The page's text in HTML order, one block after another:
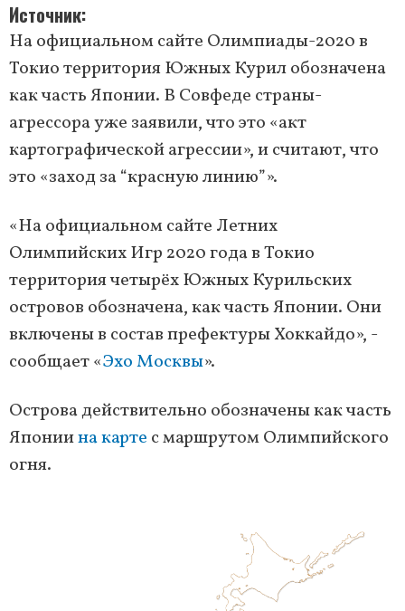
Источник
На официальном сайте Олимпиады-2020 в
Токио территория Южных Курил обозначена
как часть Японии. В Совфеде страны-
агрессора уже заявили, что это «акт
картографической агрессии», и считают, что
это «заход за “красную линию”».
«На официальном сайте Летних
Олимпийских Игр 2020 года в Токио
территория четырёх Южных Курильских
островов обозначена, как часть Японии. Они
включены в состав префектуры Хоккайдо», -
сообщает «Эхо Москвы».
Острова действительно обозначены как часть
Япониина карте с маршрутом Олимпийского
огня.